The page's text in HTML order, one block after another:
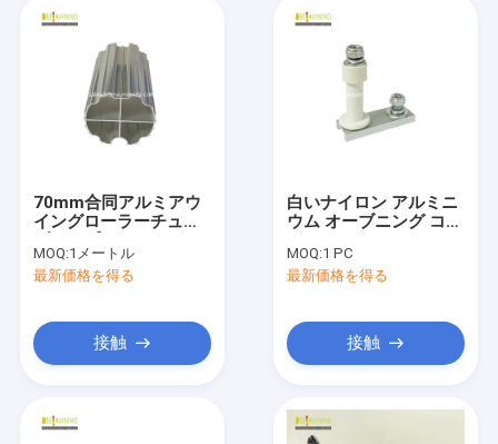
70mm合同アルミアウ
イングローラーチュー
ーツ
MOQ:1メートル
最新価格を得る
接触
白いナイロン アルミニ
ウム オーブニング コン
MOQ:1 PC
最新価格を得る
接触